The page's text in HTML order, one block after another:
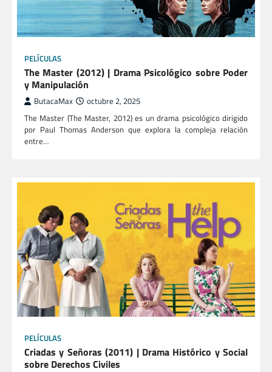
PELÍCULAS
The Master (2012) | Drama Psicológico sobre Poder
y Manipulación
ButacaMax octubre 2, 2025
The Master (The Master, 2012) es un drama psicológico dirigido
por Paul Thomas Anderson que explora la compleja relación
entre…
PELÍCULAS
Criadas y Señoras (2011) | Drama Histórico y Social
sobre Derechos Civiles